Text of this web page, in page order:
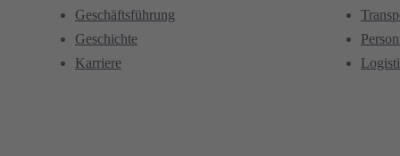
Geschäftsführung
Geschichte
Karriere